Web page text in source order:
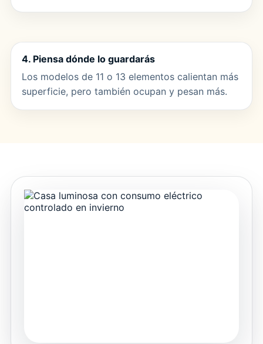
4. Piensa dónde lo guardarás
Los modelos de 11 o 13 elementos calientan más
superficie, pero también ocupan y pesan más.